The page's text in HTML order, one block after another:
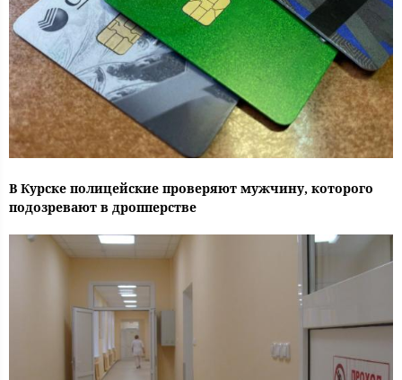
В Курске полицейские проверяют мужчину, которого
подозревают в дропперстве